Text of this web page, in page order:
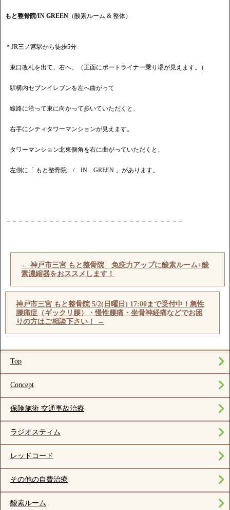
もと整骨院/IN GREEN （酸素ルーム & 整体）
＊JR三ノ宮駅から徒歩5分
東口改札を出て、右へ。（正面にポートライナー乗り場が見えます。）
駅構内セブンイレブンを左へ曲がって
線路に沿って東に向かって歩いていただくと、
右手にシティタワーマンションが見えます。
タワーマンション北東側角を右に曲がっていただくと、
左側に「 もと整骨院 / IN GREEN 」があります。
－－－－－－－－－－－－－－－－－－－－－－－－－－－－－
← 神戸市三宮 もと整骨院 免疫力アップに酸素ルーム+酸
素濃縮器をおススメします！
神戸市三宮 もと整骨院 5/2(日曜日) 17:00まで受付中！急性
腰痛症（ギックリ腰）・慢性腰痛・坐骨神経痛などでお困
りの方はご相談下さい！
→
Top
Concept
保険施術 交通事故治療
ラジオスティム
レッドコード
その他の自費治療
酸素ルーム